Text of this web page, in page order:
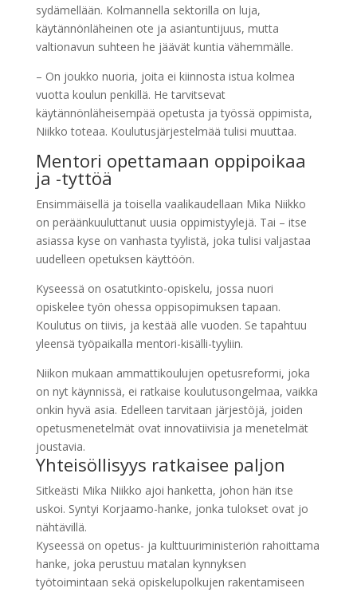
sydämellään. Kolmannella sektorilla on luja,
käytännönläheinen ote ja asiantuntijuus, mutta
valtionavun suhteen he jäävät kuntia vähemmälle.
– On joukko nuoria, joita ei kiinnosta istua kolmea
vuotta koulun penkillä. He tarvitsevat
käytännönläheisempää opetusta ja työssä oppimista,
Niikko toteaa. Koulutusjärjestelmää tulisi muuttaa.
Mentori opettamaan oppipoikaa
ja -tyttöä
Ensimmäisellä ja toisella vaalikaudellaan Mika Niikko
on peräänkuuluttanut uusia oppimistyylejä. Tai – itse
asiassa kyse on vanhasta tyylistä, joka tulisi valjastaa
uudelleen opetuksen käyttöön.
Kyseessä on osatutkinto-opiskelu, jossa nuori
opiskelee työn ohessa oppisopimuksen tapaan.
Koulutus on tiivis, ja kestää alle vuoden. Se tapahtuu
yleensä työpaikalla mentori-kisälli-tyyliin.
Niikon mukaan ammattikoulujen opetusreformi, joka
on nyt käynnissä, ei ratkaise koulutusongelmaa, vaikka
onkin hyvä asia. Edelleen tarvitaan järjestöjä, joiden
opetusmenetelmät ovat innovatiivisia ja menetelmät
joustavia.
Yhteisöllisyys ratkaisee paljon
Sitkeästi Mika Niikko ajoi hanketta, johon hän itse
uskoi. Syntyi Korjaamo-hanke, jonka tulokset ovat jo
nähtävillä.
Kyseessä on opetus- ja kulttuuriministeriön rahoittama
hanke, joka perustuu matalan kynnyksen
työtoimintaan sekä opiskelupolkujen rakentamiseen